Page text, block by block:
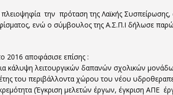
την πρόταση της Λαϊκής
ενώ ο σύμβουλος της Α.Σ.Π.Ι δήλωσε
2016 αποφάσισε επίσης :
κάλυψη λειτουργικών δαπανών σχολικών
του περιβάλλοντα χώρου του νέου
(Έγκριση μελετών έργων, έγκριση ΑΠΕ